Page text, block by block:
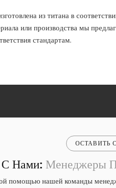
​​из титана в
или производства мы
стандартам.
ОСТАВИТЬ
С Нами: Менеджеры
помощью нашей команды